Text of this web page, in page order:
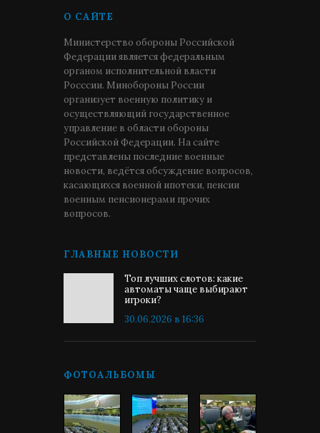
О САЙТЕ
Министерство обороны Российской
Федерации является федеральным
органом исполнительной власти
Росссии. Минобороны России
организует военную политику и
осуществляющий государственное
управление в области обороны
Российской Федерации. На сайте
представлены последние военные
новости, ведётся обсуждение вопросов,
касающихся военной ипотеки, пенсии
военным пенсионерами прочих
вопросов.
ГЛАВНЫЕ НОВОСТИ
Топ лучших слотов: какие
автоматы чаще выбирают
игроки?
30.06.2026 в 16:36
ФОТОАЛЬБОМЫ